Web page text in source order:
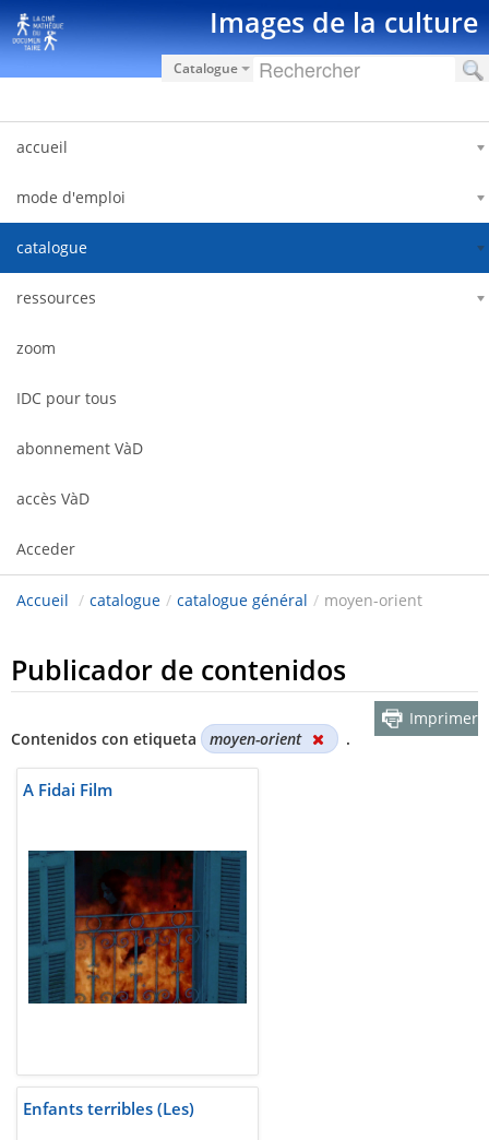
Saltar al contenido Images de la culture
Catalogue
accueil
mode d'emploi
catalogue
ressources
zoom
IDC pour tous
abonnement VàD
accès VàD
Acceder
Accueil / catalogue / catalogue général / moyen-orient
Publicador de contenidos
Contenidos con etiqueta moyen-orient .
Imprimer
A Fidai Film
Enfants terribles (Les)